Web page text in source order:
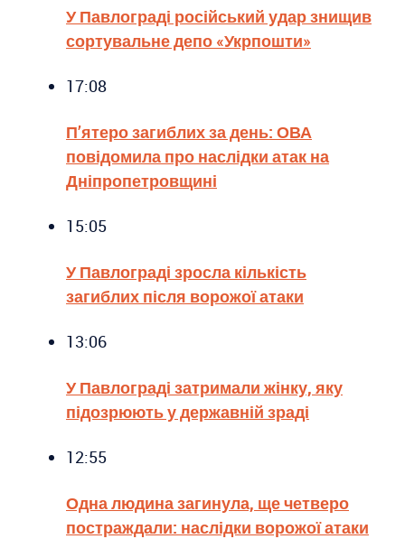
У Павлограді російський удар знищив
сортувальне депо «Укрпошти»
17:08
П’ятеро загиблих за день: ОВА
повідомила про наслідки атак на
Дніпропетровщині
15:05
У Павлограді зросла кількість
загиблих після ворожої атаки
13:06
У Павлограді затримали жінку, яку
підозрюють у державній зраді
12:55
Одна людина загинула, ще четверо
постраждали: наслідки ворожої атаки